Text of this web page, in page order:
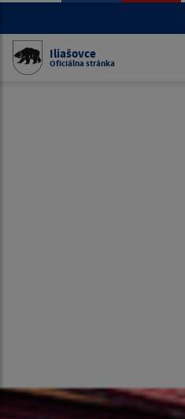
Iliašovce
Oficiálna stránka